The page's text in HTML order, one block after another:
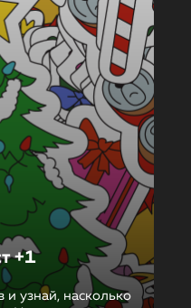
+1
и узнай, насколько